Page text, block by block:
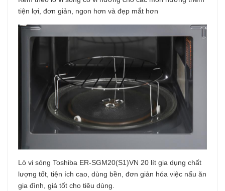
tiện lợi, đơn giản, ngon hơn và đẹp mắt hơn
Lò vi sóng Toshiba ER-SGM20(S1)VN 20 lít gia dụng chất
lượng tốt, tiện ích cao, dùng bền, đơn giản hóa việc nấu ăn
gia đình, giá tốt cho tiêu dùng.